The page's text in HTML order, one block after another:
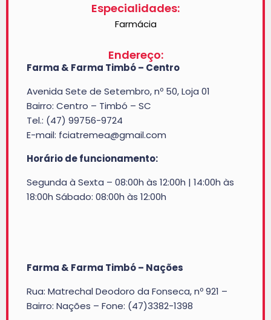
Especialidades:
Farmácia
Endereço:
Farma & Farma Timbó – Centro
Avenida Sete de Setembro, nº 50, Loja 01
Bairro: Centro – Timbó – SC
Tel.: (47) 99756-9724
E-mail: fciatremea@gmail.com
Horário de funcionamento:
Segunda à Sexta – 08:00h às 12:00h | 14:00h às
18:00h Sábado: 08:00h às 12:00h
Farma & Farma Timbó – Nações
Rua: Matrechal Deodoro da Fonseca, nº 921 –
Bairro: Nações – Fone: (47)3382-1398